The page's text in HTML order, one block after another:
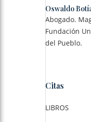
Oswaldo
Abogado.
Fundación
del Pueblo.
Citas
LIBROS